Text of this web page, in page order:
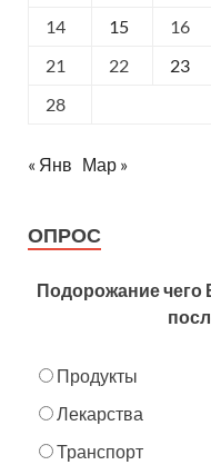
14
15 16
21
22 23
28
« Янв Мар »
ОПРОС
Подорожание чего
Продукты
Лекарства
Транспорт